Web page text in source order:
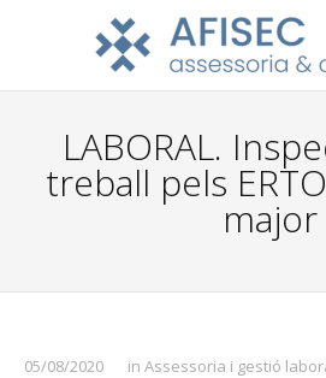
LABORAL.
treball pels
major
05/08/2020 in Assessoria i gestió